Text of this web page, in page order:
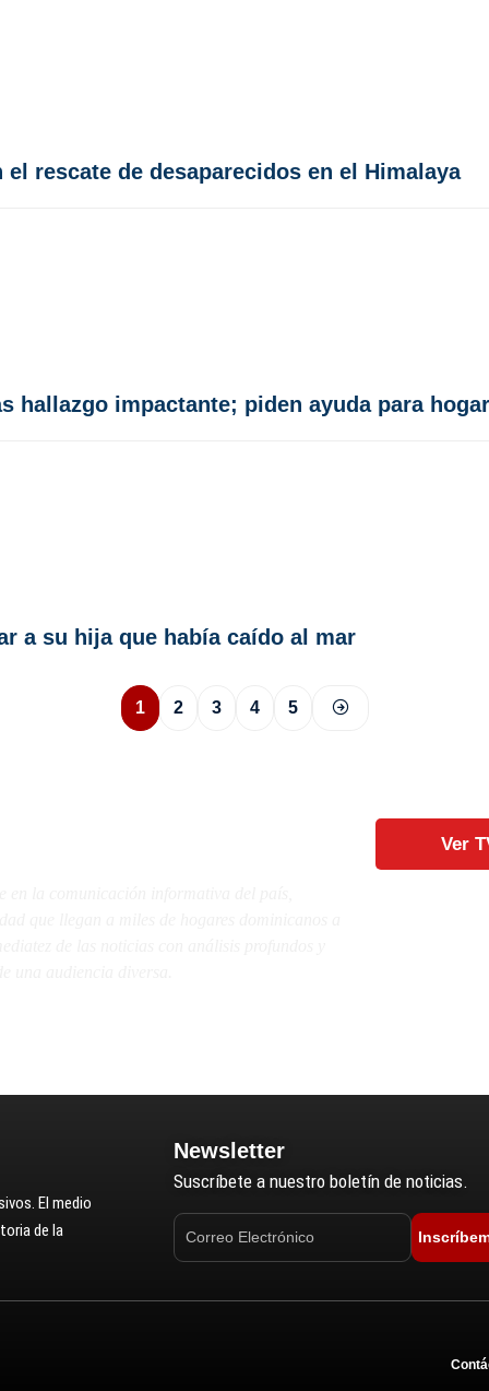
rescate de desaparecidos en el Himalaya
hallazgo impactante; piden ayuda para
a su hija que había caído al mar
1 2 3 4 5
Ver
El medio
de la
Newsletter
Suscríbete a nuestro boletín de noticias.